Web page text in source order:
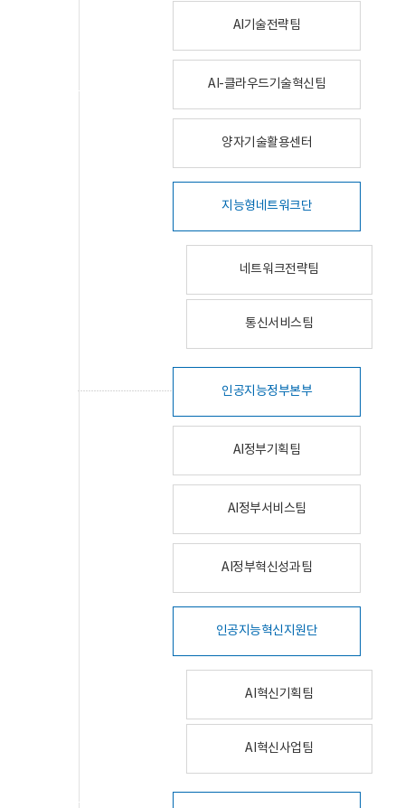
AI기술전략팀
AI-클라우드기술혁신팀
양자기술활용센터
지능형네트워크단
네트워크전략팀
통신서비스팀
인공지능정부본부
AI정부기획팀
AI정부서비스팀
AI정부혁신성과팀
인공지능혁신지원단
AI혁신기획팀
AI혁신사업팀